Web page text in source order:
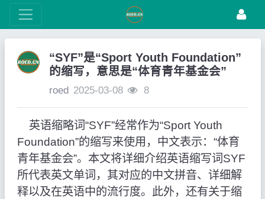
“SYF”是“Sport Youth Foundation”
的缩写，意思是“体育青年基金会”
roed 2025-03-08 8
英语缩略词“SYF”经常作为“Sport Youth
Foundation”的缩写来使用，中文表示：“体育
青年基金会”。本文将详细介绍英语缩写词SYF
所代表英文单词，其对应的中文拼音、详细解
释以及在英语中的流行度。此外，还有关于缩